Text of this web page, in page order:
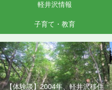
軽井沢情報
子育て・教育
【体験談】2004年、軽井沢移住